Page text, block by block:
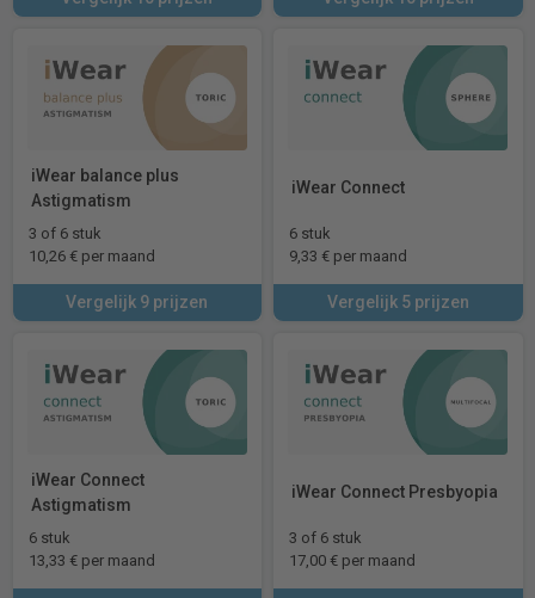
iWear balance plus
Astigmatism
3 of 6 stuk
10,26 € per maand
Vergelijk 9 prijzen
iWear Connect
6 stuk
9,33 € per maand
Vergelijk 5 prijzen
iWear Connect
Astigmatism
6 stuk
13,33 € per maand
iWear Connect Presbyopia
3 of 6 stuk
17,00 € per maand